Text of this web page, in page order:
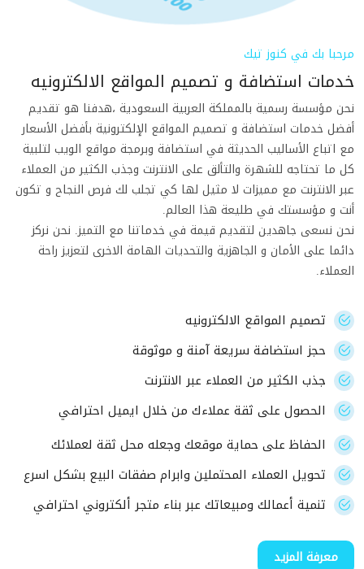
مرحبا بك في كنوز تيك
خدمات استضافة و تصميم المواقع الالكترونيه
نحن مؤسسة رسمية بالمملكة العربية السعودية ،هدفنا هو تقديم
أفضل خدمات استضافة و تصميم المواقع الإلكترونية بأفضل الأسعار
مع اتباع الأساليب الحديثة في استضافة وبرمجة مواقع الويب لتلبية
كل ما تحتاجه للشهرة والتألق على الانترنت وجذب الكثير من العملاء
عبر الانترنت مع مميزات لا مثيل لها كي تجلب لك فرص النجاح و تكون
أنت و مؤسستك في طليعة هذا العالم.
نحن نسعى جاهدين لتقديم قيمة في خدماتنا مع التميز. نحن نركز
دائما على الأمان و الجاهزية والتحديات الهامة الاخرى لتعزيز راحة
العملاء.
تصميم المواقع الالكترونيه
حجز استضافة سريعة آمنة و موثوقة
جذب الكثير من العملاء عبر الانترنت
الحصول على ثقة عملاءك من خلال ايميل احترافي
الحفاظ على حماية موقعك وجعله محل ثقة لعملائك
تحويل العملاء المحتملين وابرام صفقات البيع بشكل اسرع
تنمية أعمالك ومبيعاتك عبر بناء متجر ألكتروني احترافي
معرفة المزيد